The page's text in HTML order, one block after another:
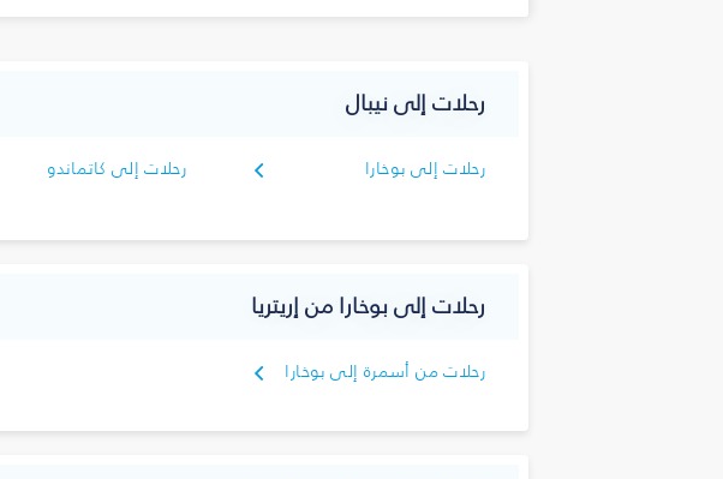
رحلات إلى نيبال
رحلات إلى بوخارا رحلات إلى كاتماندو
رحلات إلى بوخارا من إريتريا
رحلات من أسمرة إلى بوخارا